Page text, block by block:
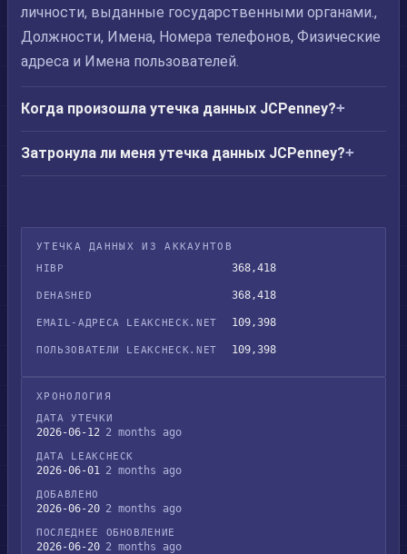
личности, выданные государственными органами.,
Должности, Имена, Номера телефонов, Физические
адреса и Имена пользователей.
Когда произошла утечка данных JCPenney?
Затронула ли меня утечка данных JCPenney?
УТЕЧКА ДАННЫХ ИЗ АККАУНТОВ
HIBP
368,418
DEHASHED 368,418
EMAIL-АДРЕСА LEAKCHECK.NET 109,398
ПОЛЬЗОВАТЕЛИ LEAKCHECK.NET 109,398
ХРОНОЛОГИЯ
ДАТА УТЕЧКИ
2026-06-12 2 months ago
ДАТА LEAKCHECK
2026-06-01 2 months ago
ДОБАВЛЕНО
2026-06-20 2 months ago
ПОСЛЕДНЕЕ ОБНОВЛЕНИЕ
2026-06-20 2 months ago